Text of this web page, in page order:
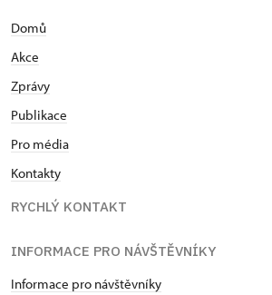
Domů
Akce
Zprávy
Publikace
Pro média
Kontakty
RYCHLÝ KONTAKT
INFORMACE PRO NÁVŠTĚVNÍKY
Informace pro návštěvníky